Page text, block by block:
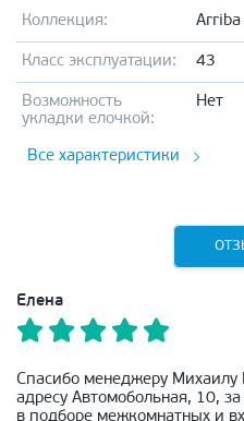
Коллекция: Arriba
Класс эксплуатации: 43
Возможность
укладки елочкой:
Нет
Все характеристики
Елена
Спасибо менеджеру
адресу Автомобольная, 10,
в подборе межкомнатных и